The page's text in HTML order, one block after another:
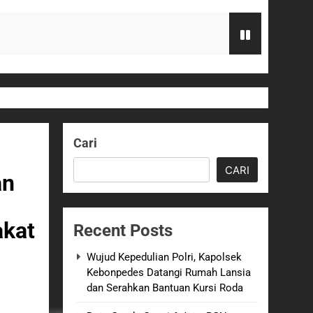
Perkuat Penataan Pedagang
adalah Investasi Peradaban dan
Empat Korban Kebakaran KMP Mutiara
Cari
CARI
Recent Posts
Wujud Kepedulian Polri, Kapolsek
Kebonpedes Datangi Rumah Lansia
dan Serahkan Bantuan Kursi Roda